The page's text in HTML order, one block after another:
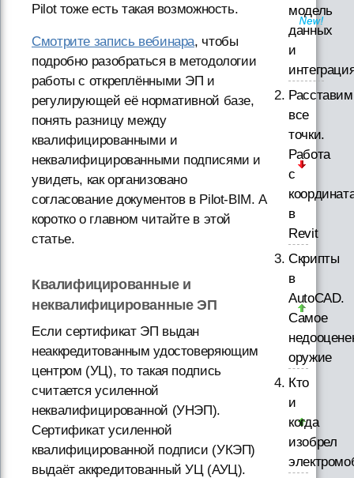
Pilot тоже есть такая возможность.
Смотрите запись вебинара, чтобы
подробно разобраться в методологии
работы с откреплёнными ЭП и
регулирующей её нормативной базе,
понять разницу между
квалифицированными и
неквалифицированными подписями и
увидеть, как организовано
согласование документов в Pilot-BIM. А
коротко о главном читайте в этой
статье.
Квалифицированные и
неквалифицированные ЭП
Если сертификат ЭП выдан
неаккредитованным удостоверяющим
центром (УЦ), то такая подпись
считается усиленной
неквалифицированной (УНЭП).
Сертификат усиленной
квалифицированной подписи (УКЭП)
выдаёт аккредитованный УЦ (АУЦ).
модель
данных
и
Расставим
все
точки.
Работа
с
в
Revit
Скрипты
в
AutoCAD.
Самое
оружие
Кто
и
когда
изобрел